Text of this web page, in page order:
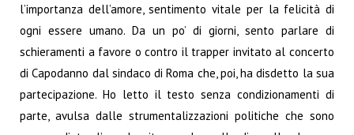
l’importanza dell’amore, sentimento vitale per la felicità di
ogni essere umano. Da un po’ di giorni, sento parlare di
schieramenti a favore o contro il trapper invitato al concerto
di Capodanno dal sindaco di Roma che, poi, ha disdetto la sua
partecipazione. Ho letto il testo senza condizionamenti di
parte, avulsa dalle strumentalizzazioni politiche che sono